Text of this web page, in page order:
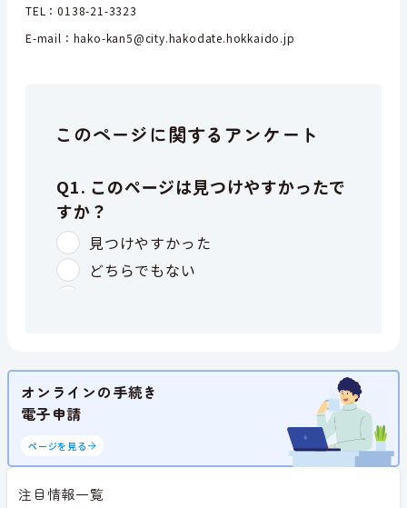
TEL：0138-21-3323
E-mail：hako-kan5@city.hakodate.hokkaido.jp
このページに関するアンケート
オンラインの手続き
電子申請
ページを見る
注目情報一覧